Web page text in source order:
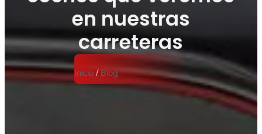
en nuestras
carreteras
Inicio/ Blog